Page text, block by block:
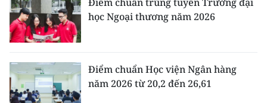
Điểm chuẩn trúng tuyển Trường đại
học Ngoại thương năm 2026
Điểm chuẩn Học viện Ngân hàng
năm 2026 từ 20,2 đến 26,61